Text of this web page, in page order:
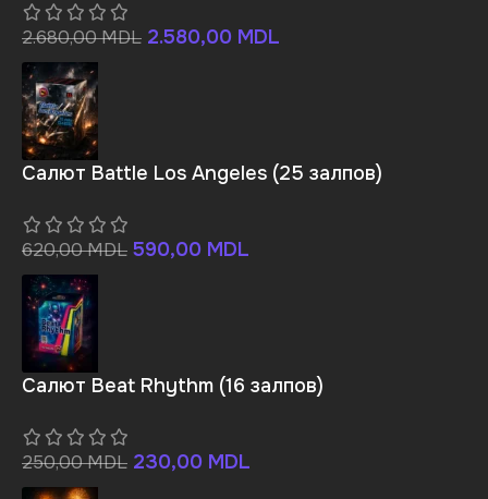
2.680,00MDL 2.580,00 MDL
Салют Battle Los Angeles (25 залпов)
620,00MDL 590,00 MDL
Салют Beat Rhythm (16 залпов)
250,00MDL 230,00 MDL